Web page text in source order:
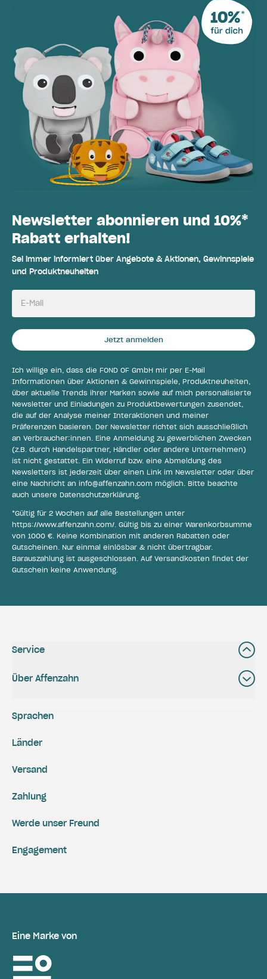
Newsletter abonnieren und 10%*
Rabatt erhalten!
Sei immer informiert über Angebote & Aktionen, Gewinnspiele
und Produktneuheiten
E-Mail
Jetzt anmelden
Ich willige ein, dass die FOND OF GmbH mir per E-Mail
Informationen über Aktionen & Gewinnspiele, Produktneuheiten,
über aktuelle Trends ihrer Marken sowie auf mich personalisierte
Newsletter und Einladungen zu Produktbewertungen zusendet,
die auf der Analyse meiner Interaktionen und meiner
Präferenzen basieren. Der Newsletter richtet sich ausschließlich
an Verbraucher:innen. Eine Anmeldung zu gewerblichen Zwecken
(z.B. durch Handelspartner, Händler oder andere Unternehmen)
ist nicht gestattet. Ein Widerruf bzw. eine Abmeldung des
Newsletters ist jederzeit über einen Link im Newsletter oder über
eine Nachricht an info@affenzahn.com möglich. Bitte beachte
auch unsere Datenschutzerklärung.
*Gültig für 2 Wochen auf alle Bestellungen unter
https://www.affenzahn.com/. Gültig bis zu einer Warenkorbsumme
von 1000 €. Keine Kombination mit anderen Rabatten oder
Gutscheinen. Nur einmal einlösbar & nicht übertragbar.
Barauszahlung ist ausgeschlossen. Auf Versandkosten findet der
Gutschein keine Anwendung.
Service
Über Affenzahn
Versand
Zahlung
Engagement
Werde unser Freund
Sprachen
Länder
Eine Marke von